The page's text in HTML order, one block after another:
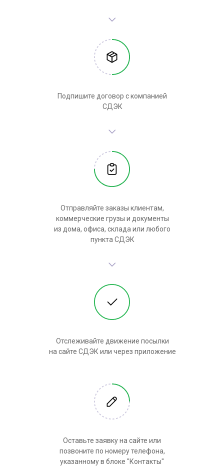
Подпишите договор с компанией
СДЭК
Отправляйте заказы клиентам,
коммерческие грузы и документы
из дома, офиса, склада или любого
пункта СДЭК
Отслеживайте движение посылки
на сайте СДЭК или через приложение
Оставьте заявку на сайте или
позвоните по номеру телефона,
указанному в блоке "Контакты"